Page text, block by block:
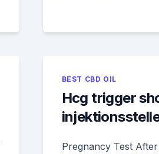
BEST CBD OIL
Hcg trigger
Pregnancy Test After